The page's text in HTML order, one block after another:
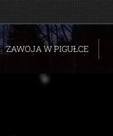
ZAWOJA W PIGUŁCE